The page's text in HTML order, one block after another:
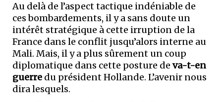
Au delà de l’aspect tactique indéniable de
ces bombardements, il y a sans doute un
intérêt stratégique à cette irruption de la
France dans le conflit jusqu’alors interne au
Mali. Mais, il y a plus sûrement un coup
diplomatique dans cette posture de va-t-en
guerre du président Hollande. L’avenir nous
dira lesquels.